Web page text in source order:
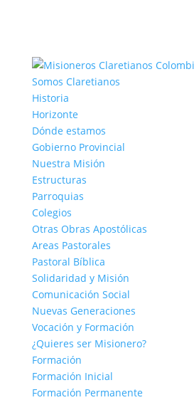
Somos Claretianos
Historia
Horizonte
Dónde estamos
Gobierno Provincial
Nuestra Misión
Estructuras
Parroquias
Colegios
Otras Obras Apostólicas
Areas Pastorales
Pastoral Bíblica
Solidaridad y Misión
Comunicación Social
Nuevas Generaciones
Vocación y Formación
¿Quieres ser Misionero?
Formación
Formación Inicial
Formación Permanente